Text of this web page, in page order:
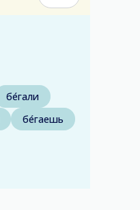
бе́гали
бе́гаешь